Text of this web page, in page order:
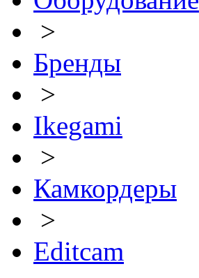
>
Бренды
>
Ikegami
>
Камкордеры
>
Editcam